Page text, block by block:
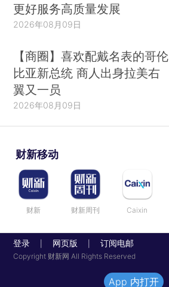
更好服务高质量发展
2026年08月09日
【商圈】喜欢配戴名表的哥伦
比亚新总统 商人出身拉美右
翼又一员
2026年08月09日
财新移动
财新 财新周刊 Caixin
登录 网页版 订阅电邮
Copyright 财新网 All Rights Reserved
App 内打开